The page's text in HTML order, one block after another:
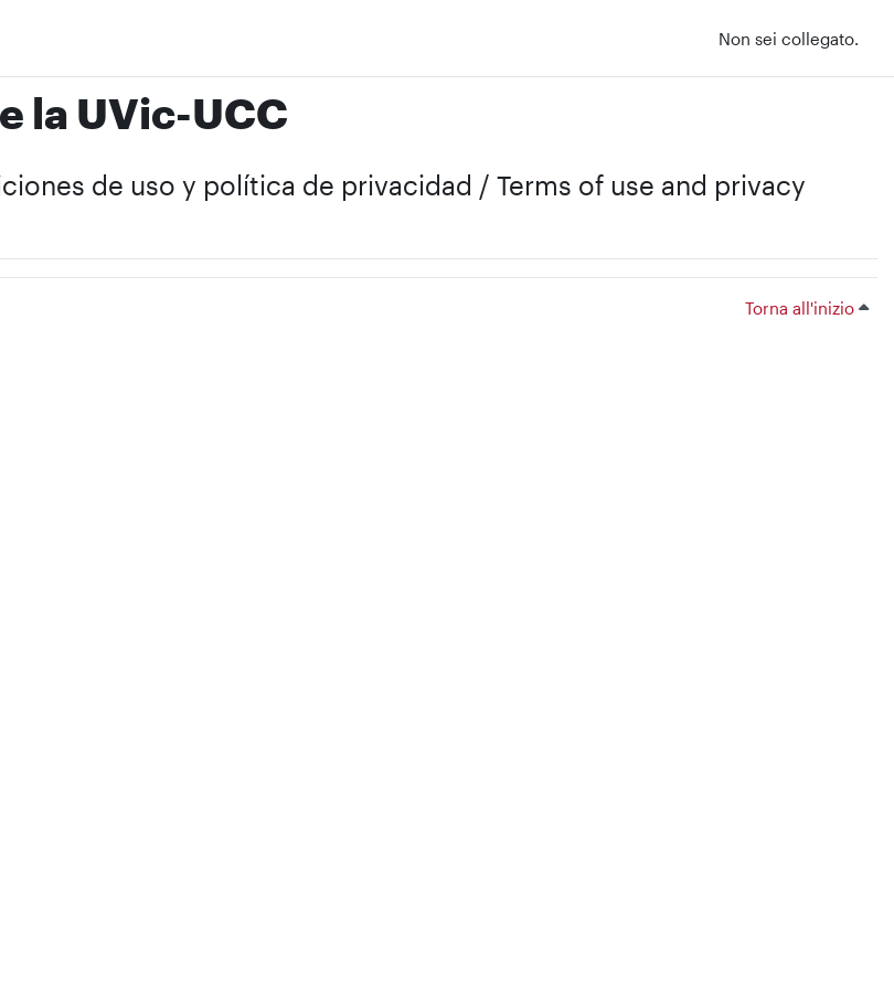
Non sei collegato.
la UVic-UCC
de uso y política de privacidad / Terms of use and privacy
Torna all'inizio